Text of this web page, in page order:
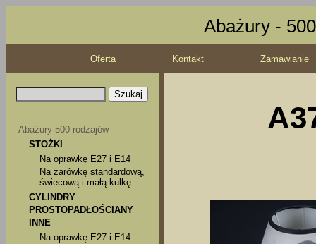
Abażury -
Oferta Kontakt Zamawianie
Abażury 500 rodzajów
STOŻKI
Na oprawkę E27 i E14
Na żarówkę standardową,
świecową i małą kulkę
CYLINDRY
PROSTOPADŁOŚCIANY
INNE
Na oprawkę E27 i E14